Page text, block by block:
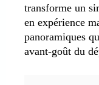
transforme un
en expérience
panoramiques
avant-goût du